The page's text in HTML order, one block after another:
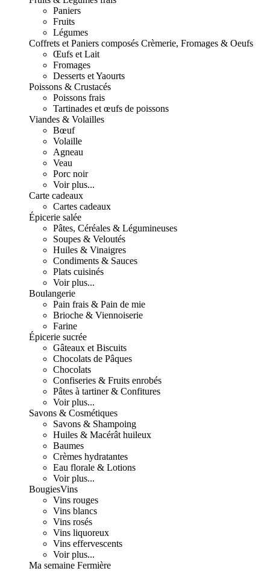
Paniers
Fruits
Légumes
Coffrets et Paniers composés Crèmerie, Fromages & Oeufs
Œufs et Lait
Fromages
Desserts et Yaourts
Poissons & Crustacés
Poissons frais
Tartinades et œufs de poissons
Viandes & Volailles
Bœuf
Volaille
Agneau
Veau
Porc noir
Voir plus...
Carte cadeaux
Cartes cadeaux
Épicerie salée
Pâtes, Céréales & Légumineuses
Soupes & Veloutés
Huiles & Vinaigres
Condiments & Sauces
Plats cuisinés
Voir plus...
Boulangerie
Pain frais & Pain de mie
Brioche & Viennoiserie
Farine
Épicerie sucrée
Gâteaux et Biscuits
Chocolats de Pâques
Chocolats
Confiseries & Fruits enrobés
Pâtes à tartiner & Confitures
Voir plus...
Savons & Cosmétiques
Savons & Shampoing
Huiles & Macérât huileux
Baumes
Crèmes hydratantes
Eau florale & Lotions
Voir plus...
BougiesVins
Vins rouges
Vins blancs
Vins rosés
Vins liquoreux
Vins effervescents
Voir plus...
Ma semaine Fermière